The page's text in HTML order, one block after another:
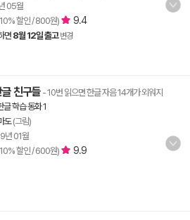
05월
할인 / 800원) 9.4
면8월 12일 출고 변경
친구들 - 10번 읽으면 한글 자음 14개가 외워지
글 학습 동화 1
도(그림)
년 01월
할인 / 600원)
9.9